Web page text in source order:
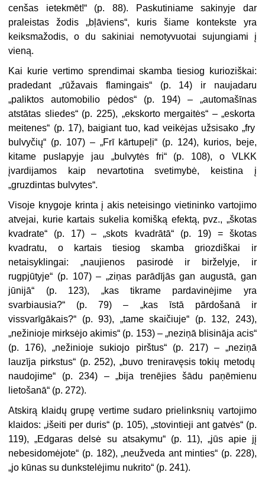
cenšas ietekmēt!“ (p. 88). Paskutiniame sakinyje dar
praleistas žodis „bļāviens“, kuris šiame kontekste yra
keiksmažodis, o du sakiniai nemotyvuotai sujungiami į
vieną.
Kai kurie vertimo sprendimai skamba tiesiog kurioziškai:
pradedant „rūžavais flamingais“ (p. 14) ir naujadaru
„paliktosautomobilio pėdos“ (p. 194) – „automašīnas
atstātas sliedes“ (p. 225), „ekskortomergaitės“ – „eskorta
meitenes“ (p. 17), baigiant tuo, kad veikėjas užsisako „fry
bulvyčių“ (p. 107) – „Frī kārtupeļi“ (p. 124), kurios, beje,
kitame puslapyje jau „bulvytės fri“ (p. 108), o VLKK
įvardijamos kaip nevartotina svetimybė, keistina į
„gruzdintas bulvytes“.
Visoje knygoje krinta į akis neteisingo vietininko vartojimo
atvejai, kurie kartais sukelia komišką efektą, pvz., „škotas
kvadrate“ (p. 17) – „skots kvadrātā“ (p. 19) = škotas
kvadratu, o kartais tiesiog skamba griozdiškai ir
netaisyklingai: „naujienos pasirodė ir
birželyje, ir
rugpjūtyje“ (p. 107) – „ziņas parādījās gan augustā, gan
jūnijā“ (p. 123), „kas tikrame pardavinėjime yra
svarbiausia?“ (p. 79) – „kas īstā pārdošanā ir
vissvarīgākais?“ (p. 93), „tame skaičiuje“ (p. 132, 243),
„nežinioje mirksėjo akimis“ (p. 153) – „neziņā blisināja acis“
(p. 176), „nežinioje sukiojo pirštus“ (p. 217) – „neziņā
lauzīja pirkstus“ (p. 252), „buvo treniravęsis tokių metodų
naudojime“ (p. 234) – „bija trenējies šādu paņēmienu
lietošanā“ (p. 272).
Atskirą klaidų grupę vertime sudaro prielinksnių vartojimo
klaidos: „išeiti per duris“ (p. 105), „stovintieji antgatvės“ (p.
119), „Edgaras delsė su atsakymu“ (p. 11), „jūs apiejį
nebesidomėjote“ (p. 182), „neužveda antminties“ (p. 228),
„jo kūnassu dunkstelėjimu nukrito“ (p. 241).